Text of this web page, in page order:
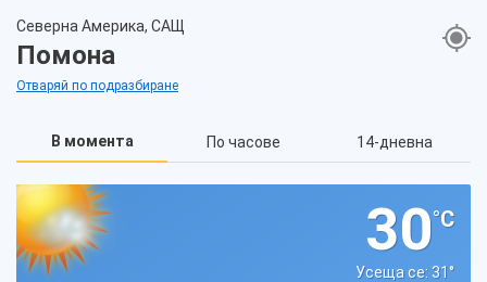
Северна Америка, САЩ
Помона
Отваряй по подразбиране
В момента По часове 14-дневна
30°C
Усеща се: 31°